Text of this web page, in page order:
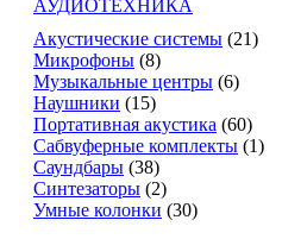
АУДИОТЕХНИКА
Акустические системы (21)
Микрофоны (8)
Музыкальные центры (6)
Наушники (15)
Портативная акустика (60)
Сабвуферные комплекты (1)
Саундбары (38)
Синтезаторы (2)
Умные колонки (30)